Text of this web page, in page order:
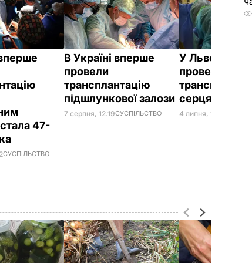
47-
СУСПІЛЬСТВО
В Україні вперше
провели
трансплантацію
підшлункової залози
7 серпня, 12.19СУСПІЛЬСТВО
У Львові
провели
серця
4 липня, 12.50